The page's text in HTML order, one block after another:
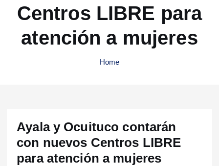
Centros LIBRE para
atención a mujeres
Home
Ayala y Ocuituco contarán
con nuevos Centros LIBRE
para atención a mujeres